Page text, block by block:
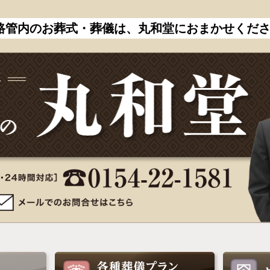
管内のお葬式・葬儀は、丸和堂におまかせくだ